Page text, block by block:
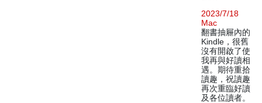
2023/7/18
Mac
翻書抽屜內的
Kindle，很舊
沒有開啟了使
我再與好讀相
遇。期待重拾
讀趣，祝讀趣
再次重臨好讀
及各位讀者。